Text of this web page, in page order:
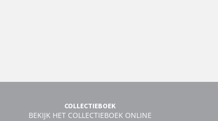
COLLECTIEBOEK
BEKIJK HET COLLECTIEBOEK ONLINE